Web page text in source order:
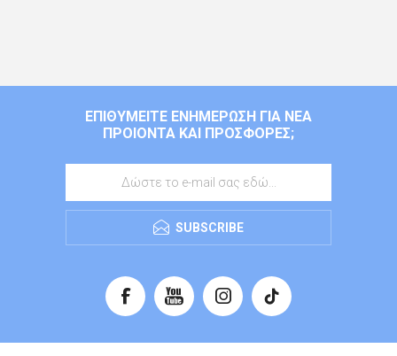
ΕΠΙΘΥΜΕΊΤΕ ΕΝΗΜΈΡΩΣΗ ΓΙΑ ΝΈΑ
ΠΡΟΙΌΝΤΑ ΚΑΙ ΠΡΟΣΦΟΡΈΣ;
SUBSCRIBE